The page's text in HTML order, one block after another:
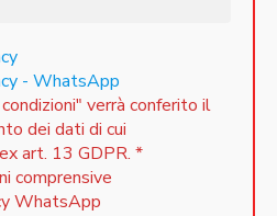
- WhatsApp
verrà conferito il
dei dati di cui
art. 13 GDPR. *
comprensive
WhatsApp